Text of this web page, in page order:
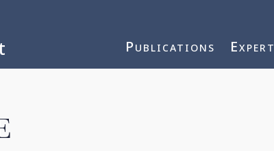
Publications